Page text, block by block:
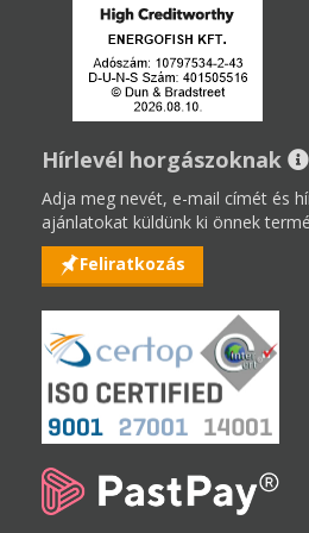
Hírlevél horgászoknak
Adja meg nevét, e-mail címét és
ajánlatokat küldünk ki önnek
Feliratkozás